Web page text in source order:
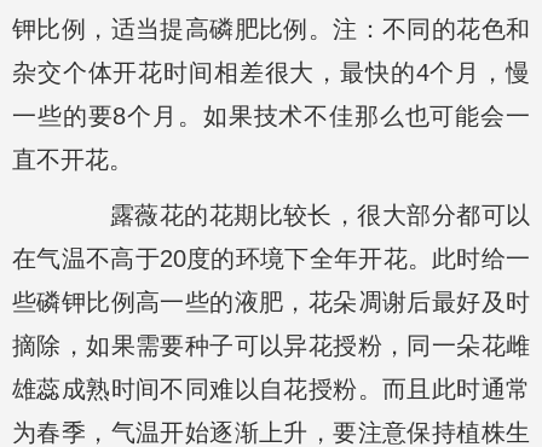
钾比例，适当提高磷肥比例。注：不同的花色和
杂交个体开花时间相差很大，最快的4个月，慢
一些的要8个月。如果技术不佳那么也可能会一
直不开花。
露薇花的花期比较长，很大部分都可以
在气温不高于20度的环境下全年开花。此时给一
些磷钾比例高一些的液肥，花朵凋谢后最好及时
摘除，如果需要种子可以异花授粉，同一朵花雌
雄蕊成熟时间不同难以自花授粉。而且此时通常
为春季，气温开始逐渐上升，要注意保持植株生